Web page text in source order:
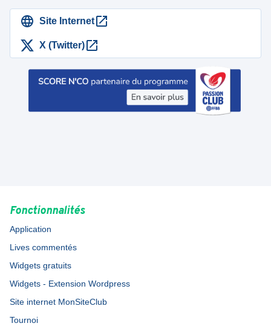
Site Internet
X (Twitter)
Fonctionnalités
Application
Lives commentés
Widgets gratuits
Widgets - Extension Wordpress
Site internet MonSiteClub
Tournoi